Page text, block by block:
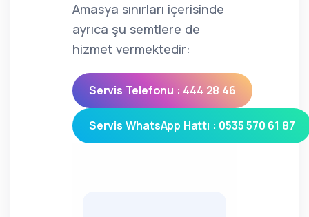
Amasya sınırları içerisinde
ayrıca şu semtlere de
hizmet vermektedir:
Servis Telefonu : 444 28 46
Servis WhatsApp Hattı : 0535 570 61 87